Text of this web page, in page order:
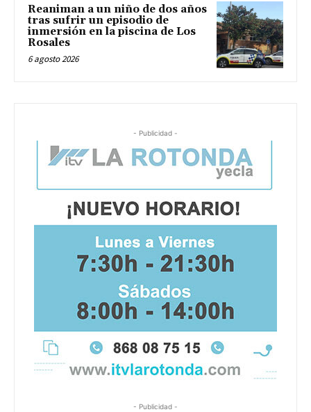
Reaniman a un niño de dos años
tras sufrir un episodio de
inmersión en la piscina de Los
Rosales
6 agosto 2026
- Publicidad -
- Publicidad -